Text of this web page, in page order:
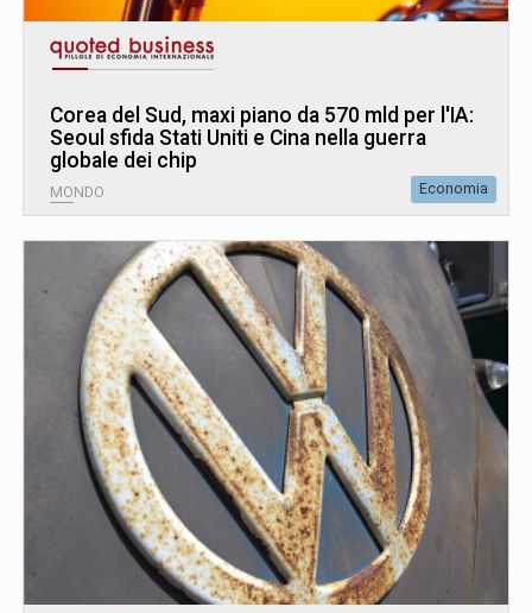
Corea del Sud, maxi piano da 570 mld per l'IA:
Seoul sfida Stati Uniti e Cina nella guerra
globale dei chip
MONDO Economia